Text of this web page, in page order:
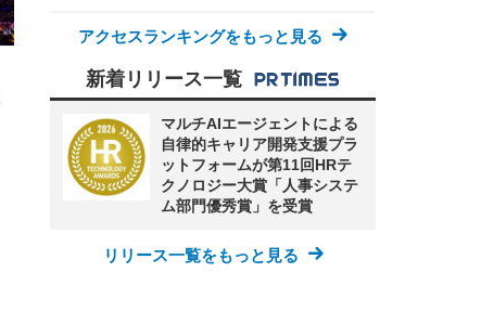
アクセスランキングをもっと見る
新着リリース一覧
マルチAIエージェントによる
自律的キャリア開発支援プラ
ットフォームが第11回HRテ
クノロジー大賞「人事システ
ム部門優秀賞」を受賞
リリース一覧をもっと見る